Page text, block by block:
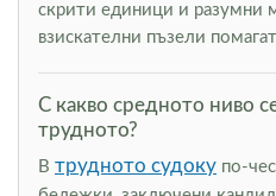
скрити единици и разумни
взискателни пъзели
С какво средното ниво
трудното?
В трудното судоку по-